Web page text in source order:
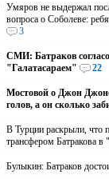
Умяров не выдержал
вопроса о Соболеве:
3
СМИ: Батраков
"Галатасараем"
22
Мостовой о Джон
голов, а он сколько
В Турции раскрыли, что
трансфером Батракова в
Булыкин: Батраков